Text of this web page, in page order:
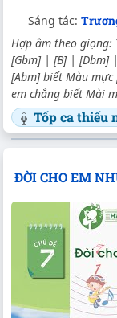
Sáng tác:
Hợp âm theo giọng:
[Gbm] | [B] | [Dbm]
[Abm] biết Màu
em chẳng biết Mài
Tốp ca thiếu
ĐỜI CHO EM